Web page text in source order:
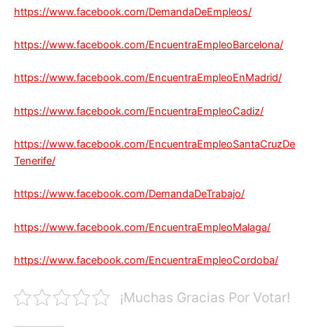
https://www.facebook.com/DemandaDeEmpleos/
https://www.facebook.com/EncuentraEmpleoBarcelona/
https://www.facebook.com/EncuentraEmpleoEnMadrid/
https://www.facebook.com/EncuentraEmpleoCadiz/
https://www.facebook.com/EncuentraEmpleoSantaCruzDe
Tenerife/
https://www.facebook.com/DemandaDeTrabajo/
https://www.facebook.com/EncuentraEmpleoMalaga/
https://www.facebook.com/EncuentraEmpleoCordoba/
¡Muchas Gracias Por Votar!